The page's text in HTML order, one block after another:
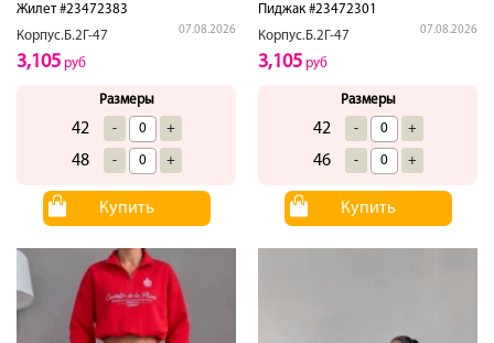
Жилет #23472383
Корпус.Б.2Г-47
07.08.2026
3,105 руб
Размеры
42 - +
48 - +
Купить
Пиджак #23472301
Корпус.Б.2Г-47
07.08.2026
3,105 руб
Размеры
42 - +
46 - +
Купить